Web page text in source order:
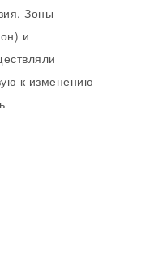
Зоны
и
к изменению